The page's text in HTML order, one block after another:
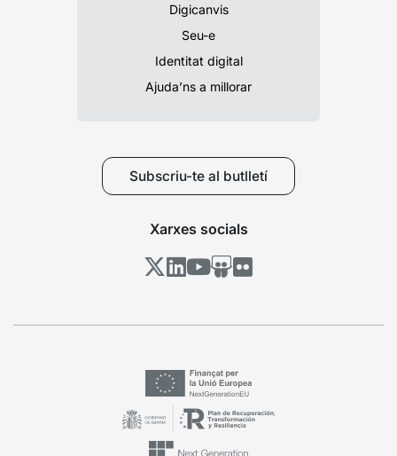
Digicanvis
Seu-e
Identitat digital
Ajuda’ns a millorar
Subscriu-te al butlletí
Xarxes socials